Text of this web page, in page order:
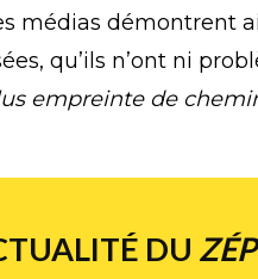
médias démontrent
qu’ils n’ont ni
empreinte de
DU